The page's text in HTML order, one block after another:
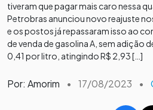
tiveram que pagar mais caro nessa
Petrobras anunciou novo reajuste
e os postos já repassaram isso ao
de venda de gasolina A, sem adição
0,41 por litro, atingindo R$ 2,93 […]
Por: Amorim • 17/08/2023 •